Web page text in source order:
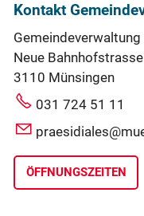
Kontakt
Neue
3110 Münsingen
031 724 51 11
ÖFFNUNGSZEITEN